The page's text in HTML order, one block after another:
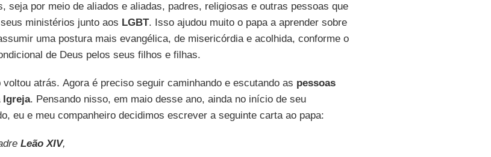
seja por meio de aliados e aliadas, padres, religiosas e outras pessoas que
ministérios junto aos LGBT. Isso ajudou muito o papa a aprender sobre
uma postura mais evangélica, de misericórdia e acolhida, conforme o
de Deus pelos seus filhos e filhas.
atrás. Agora é preciso seguir caminhando e escutando as pessoas
Igreja. Pensando nisso, em maio desse ano, ainda no início de seu
eu e meu companheiro decidimos escrever a seguinte carta ao papa:
Leão XIV,